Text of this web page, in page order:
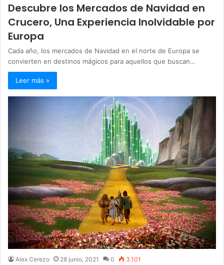
Descubre los Mercados de Navidad en
Crucero, Una Experiencia Inolvidable por
Europa
Cada año, los mercados de Navidad en el norte de Europa se
convierten en destinos mágicos para aquellos que buscan…
Leer más »
Alex Cerezo 28 junio, 2021 0 3.101